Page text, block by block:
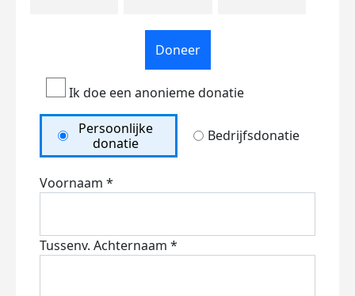
Doneer
Ik doe een anonieme donatie
Persoonlijke
donatie
Bedrijfsdonatie
Voornaam *
Tussenv. Achternaam *